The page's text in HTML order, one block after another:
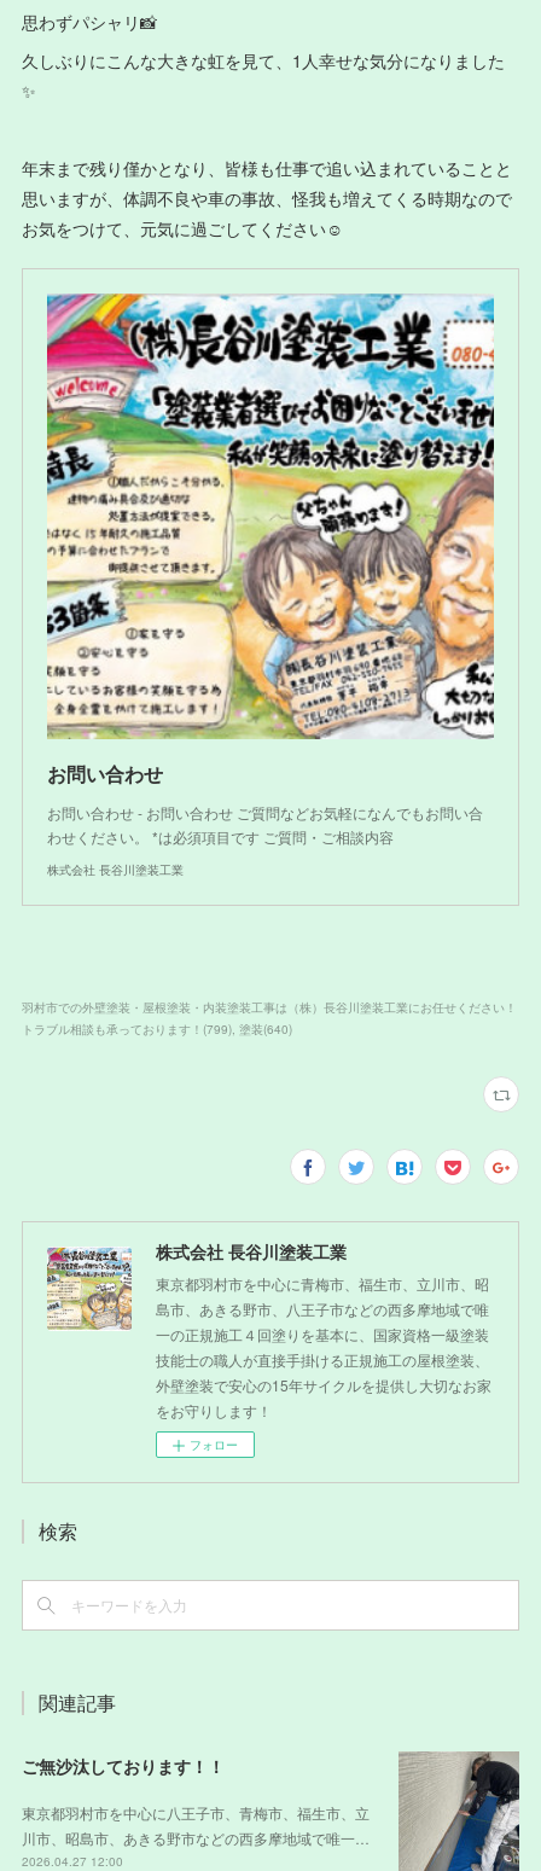
思わずパシャリ📸
久しぶりにこんな大きな虹を見て、1人幸せな気分になりました
✨
年末まで残り僅かとなり、皆様も仕事で追い込まれていることと
思いますが、体調不良や車の事故、怪我も増えてくる時期なので
お気をつけて、元気に過ごしてください☺️
お問い合わせ
お問い合わせ - お問い合わせ ご質問などお気軽になんでもお問い合
わせください。 *は必須項目です ご質問・ご相談内容
株式会社 長谷川塗装工業
羽村市での外壁塗装・屋根塗装・内装塗装工事は（株）長谷川塗装工業にお任せください！
トラブル相談も承っております！ (799) 塗装(640)
株式会社 長谷川塗装工業
東京都羽村市を中心に青梅市、福生市、立川市、昭
島市、あきる野市、八王子市などの西多摩地域で唯
一の正規施工４回塗りを基本に、国家資格一級塗装
技能士の職人が直接手掛ける正規施工の屋根塗装、
外壁塗装で安心の15年サイクルを提供し大切なお家
をお守りします！
フォロー
検索
関連記事
ご無沙汰しております！！
東京都羽村市を中心に八王子市、青梅市、福生市、立
川市、昭島市、あきる野市などの西多摩地域で唯一…
2026.04.27 12:00